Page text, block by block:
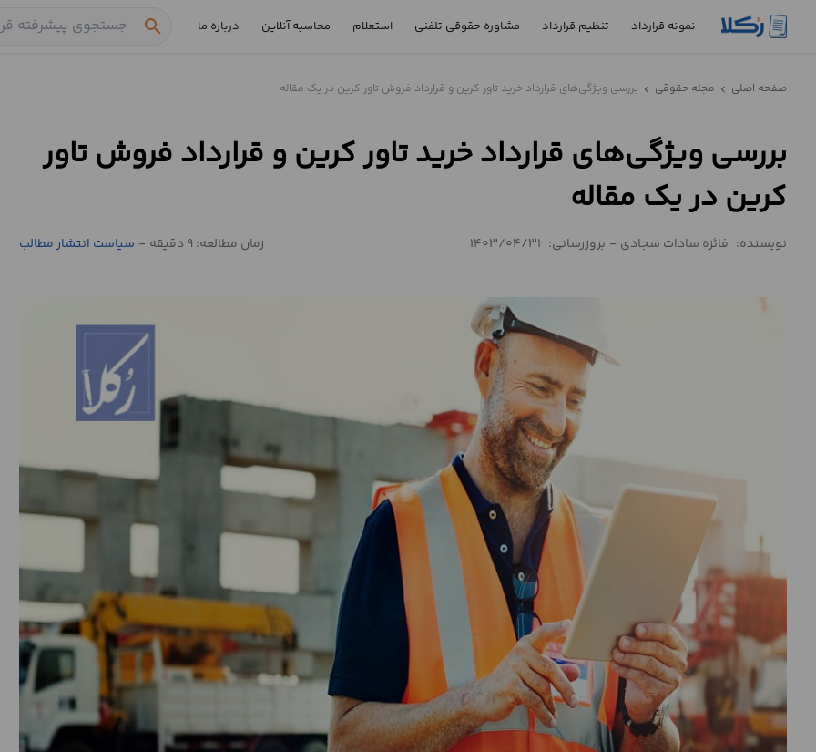
نمونه قرارداد تنظیم قرارداد مشاوره حقوقی تلفنی استعلام محاسبه آنلاین درباره ما search
قرارداد
تنظیم
قرارداد
حقوقی
استعلام
صفحه اصلی chevron_left مجله حقوقی chevron_left بررسی ویژگی‌های قرارداد خرید تاور کرین و قرارداد فروش تاور کرین در یک مقاله
بررسی ویژگی‌های قرارداد خرید تاور کرین و قرارداد فروش تاور
کرین در یک مقاله
نویسنده: فائزه سادات سجادی - بروزرسانی: 1403/04/31 زمان مطالعه: 9 دقیقه - سیاست انتشار مطالب